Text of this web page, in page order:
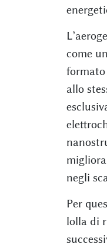
come
formato
allo
negli
Per
lolla di